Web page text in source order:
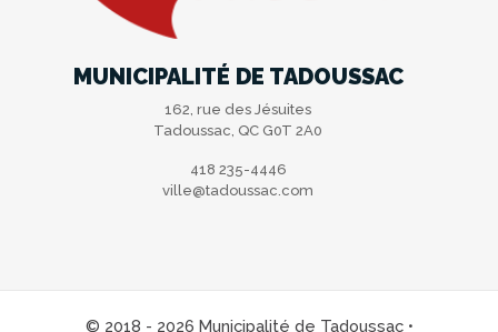
MUNICIPALITÉ DE TADOUSSAC
162, rue des Jésuites
Tadoussac, QC G0T 2A0
418 235-4446
ville@tadoussac.com
© 2018 - 2026 Municipalité de Tadoussac •